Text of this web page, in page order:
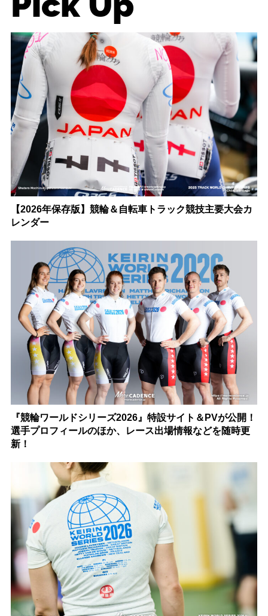
【2026年保存版】競輪＆自転車トラック競技主要大会カ
レンダー
『競輪ワールドシリーズ2026』特設サイト＆PVが公開！
選手プロフィールのほか、レース出場情報などを随時更
新！